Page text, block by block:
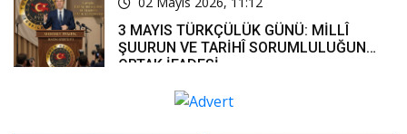
3 MAYIS TÜRKÇÜLÜK GÜNÜ: MİLLÎ
ŞUURUN VE TARİHÎ SORUMLULUĞUN
ORTAK İFADESİ